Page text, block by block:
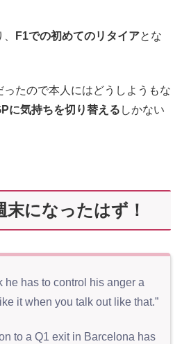
F1での初めてのリタイアとな
たので本人にはどうしようもな
に気持ちを切り替える しかない
末になったはず！
he has to control his anger a
it when you talk out like that.”
to a Q1 exit in Barcelona has